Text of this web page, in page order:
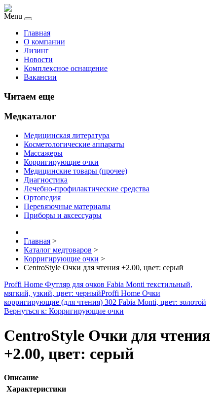
Menu
Главная
О компании
Лизинг
Новости
Комплексное оснащение
Вакансии
Читаем еще
Медкаталог
Медицинская литература
Косметологические аппараты
Массажеры
Корригирующие очки
Медицинские товары (прочее)
Диагностика
Лечебно-профилактические средства
Ортопедия
Перевязочные материалы
Приборы и аксессуары
Главная >
Каталог медтоваров >
Корригирующие очки >
CentroStyle Очки для чтения +2.00, цвет: серый
Proffi Home Футляр для очков Fabia Monti текстильный,
мягкий, узкий, цвет: черныйProffi Home Очки
корригирующие (для чтения) 302 Fabia Monti, цвет: золотой
Вернуться к: Корригирующие очки
CentroStyle Очки для чтения
+2.00, цвет: серый
Описание
Характеристики